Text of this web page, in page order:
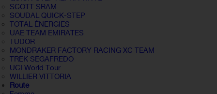
SCOTT SRAM
SOUDAL QUICK-STEP
TOTAL ÉNERGIES
UAE TEAM EMIRATES
TUDOR
MONDRAKER FACTORY RACING XC TEAM
TREK SEGAFREDO
UCI World Tour
WILLIER VITTORIA
Route